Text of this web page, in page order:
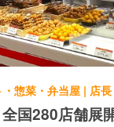
惣菜・弁当屋 | 店
全国280店舗展